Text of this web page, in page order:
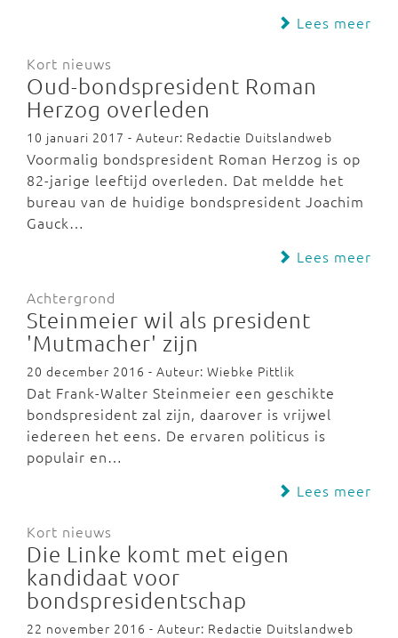
Lees meer
Kort nieuws
Oud-bondspresident Roman
Herzog overleden
10 januari 2017 - Auteur: Redactie Duitslandweb
Voormalig bondspresident Roman Herzog is op
82-jarige leeftijd overleden. Dat meldde het
bureau van de huidige bondspresident Joachim
Gauck…
Lees meer
Achtergrond
Steinmeier wil als president
'Mutmacher' zijn
20 december 2016 - Auteur: Wiebke Pittlik
Dat Frank-Walter Steinmeier een geschikte
bondspresident zal zijn, daarover is vrijwel
iedereen het eens. De ervaren politicus is
populair en…
Lees meer
Kort nieuws
Die Linke komt met eigen
kandidaat voor
bondspresidentschap
22 november 2016 - Auteur: Redactie Duitslandweb